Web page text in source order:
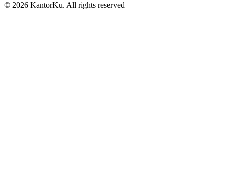
© 2026 KantorKu. All rights reserved